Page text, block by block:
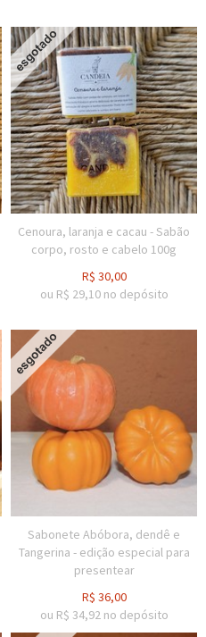
Cenoura, laranja e cacau - Sabão
corpo, rosto e cabelo 100g
R$ 30,00
ou R$ 29,10 no depósito
Sabonete Abóbora, dendê e
Tangerina - edição especial para
presentear
R$ 36,00
ou R$ 34,92 no depósito